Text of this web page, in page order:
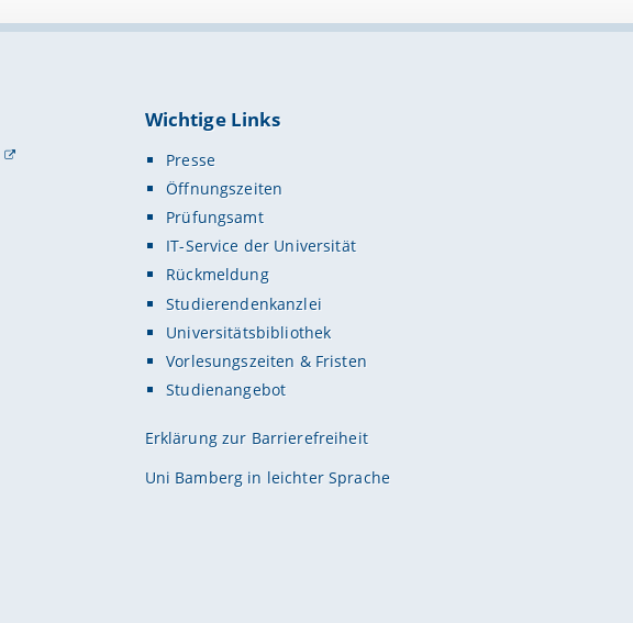
Wichtige Links
Presse
Öffnungszeiten
Prüfungsamt
IT-Service der Universität
Rückmeldung
Studierendenkanzlei
Universitätsbibliothek
Vorlesungszeiten & Fristen
Studienangebot
Erklärung zur Barrierefreiheit
Uni Bamberg in leichter Sprache